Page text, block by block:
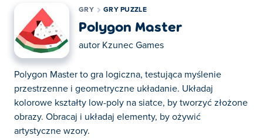
GRY GRY PUZZLE
Polygon Master
autor Kzunec Games
Polygon Master to gra logiczna, testująca myślenie
przestrzenne i geometryczne układanie. Układaj
kolorowe kształty low-poly na siatce, by tworzyć złożone
obrazy. Obracaj i układaj elementy, by ożywić
artystyczne wzory.